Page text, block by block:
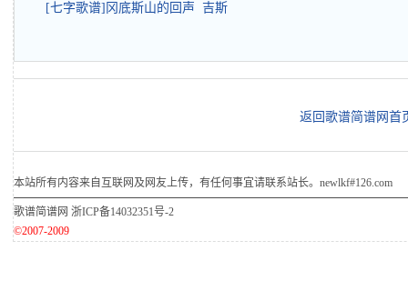
[七字歌谱]冈底斯山的回声 吉斯
返回歌谱简谱网首
本站所有内容来自互联网及网友上传，有任何事宜请联系站长。newlkf#126.com
歌谱简谱网 浙ICP备14032351号-2
©2007-2009